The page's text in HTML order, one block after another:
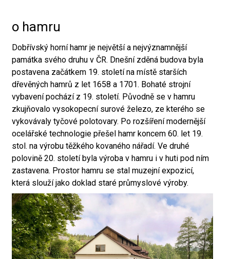
o hamru
Dobřívský horní hamr je největší a nejvýznamnější
památka svého druhu v ČR. Dnešní zděná budova byla
postavena začátkem 19. století na místě starších
dřevěných hamrů z let 1658 a 1701. Bohaté strojní
vybavení pochází z 19. století. Původně se v hamru
zkujňovalo vysokopecní surové železo, ze kterého se
vykovávaly tyčové polotovary. Po rozšíření modernější
ocelářské technologie přešel hamr koncem 60. let 19.
stol. na výrobu těžkého kovaného nářadí. Ve druhé
polovině 20. století byla výroba v hamru i v huti pod ním
zastavena. Prostor hamru se stal muzejní expozicí,
která slouží jako doklad staré průmyslové výroby.